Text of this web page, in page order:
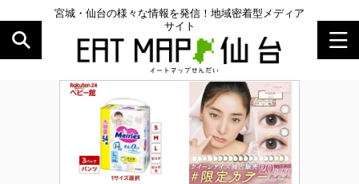
宮城・仙台の様々な情報を発信！地域密着型メディア
サイト